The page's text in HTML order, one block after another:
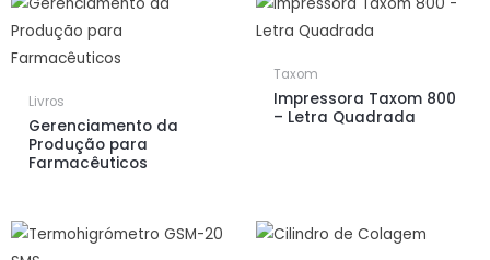
Livros
Gerenciamento da
Produção para
Farmacêuticos
Taxom
Impressora Taxom 800
– Letra Quadrada